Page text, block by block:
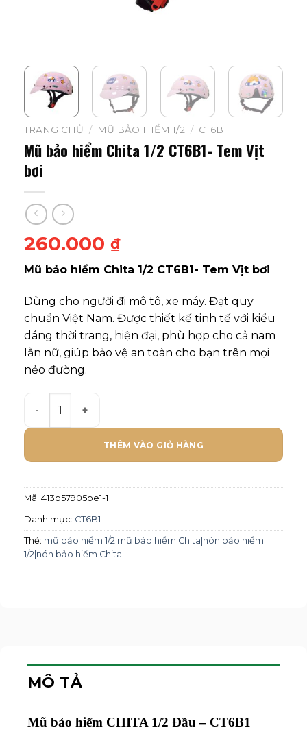
TRANG CHỦ / MŨ BẢO HIỂM 1/2 / CT6B1
Mũ bảo hiểm Chita 1/2 CT6B1- Tem Vịt
bơi
260.000 ₫
Mũ bảo hiểm Chita 1/2 CT6B1- Tem Vịt bơi
Dùng cho người đi mô tô, xe máy. Đạt quy
chuẩn Việt Nam. Được thiết kế tinh tế với kiểu
dáng thời trang, hiện đại, phù hợp cho cả nam
lẫn nữ, giúp bảo vệ an toàn cho bạn trên mọi
nẻo đường.
THÊM VÀO GIỎ HÀNG
Mã: 413b57905be1-1
Danh mục: CT6B1
Thẻ: mũ bảo hiểm 1/2|mũ bảo hiểm Chita|nón bảo hiểm
1/2|nón bảo hiểm Chita
MÔ TẢ
Mũ bảo hiểm CHITA 1/2 Đầu – CT6B1